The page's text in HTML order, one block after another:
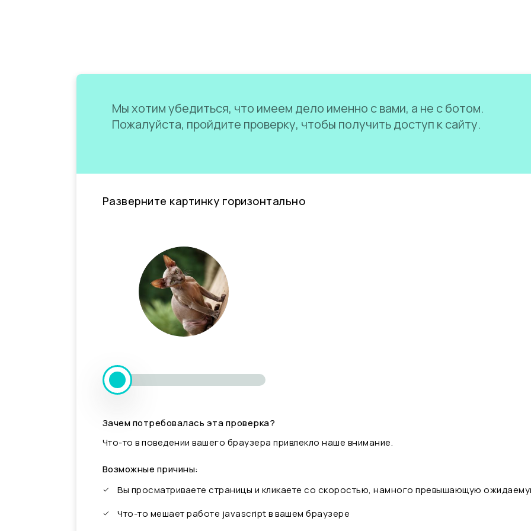
Мы хотим убедиться, что имеем дело именно с вами, а не с ботом.
Пожалуйста, пройдите проверку, чтобы получить доступ к сайту.
Разверните картинку горизонтально
Зачем потребовалась эта проверка?
Что-то в поведении вашего браузера привлекло наше внимание.
Возможные причины:
Вы просматриваете страницы и кликаете со скоростью, намного превышающую
Что-то мешает работе javascript в вашем браузере